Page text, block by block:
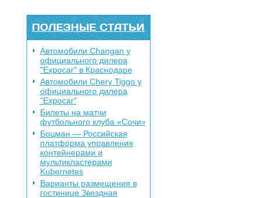
ПОЛЕЗНЫЕ СТАТЬИ
Автомобили Changan у
официального дилера
"Expocar" в Краснодаре
Автомобили Chery Tiggo у
официального дилера
"Expocar"
Билеты на матчи
футбольного клуба «Сочи»
Боцман — Российская
платформа управления
контейнерами и
мультикластерами
Kubernetes
Варианты размещения в
гостинице Звездная